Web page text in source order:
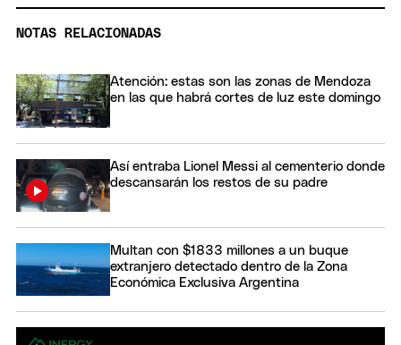
NOTAS RELACIONADAS
Atención: estas son las zonas de Mendoza
en las que habrá cortes de luz este domingo
Así entraba Lionel Messi al cementerio donde
descansarán los restos de su padre
Multan con $1833 millones a un buque
extranjero detectado dentro de la Zona
Económica Exclusiva Argentina